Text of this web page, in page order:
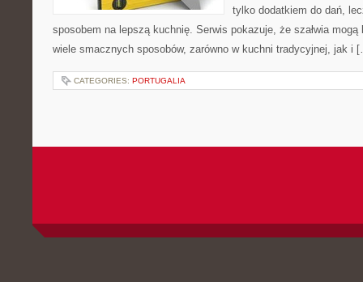
tylko dodatkiem do dań,
sposobem na lepszą kuchnię. Serwis pokazuje, że szałwia
wiele smacznych sposobów, zarówno w kuchni tradycyjnej, jak i
CATEGORIES: PORTUGALIA